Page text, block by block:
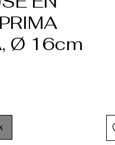
Ø 16cm